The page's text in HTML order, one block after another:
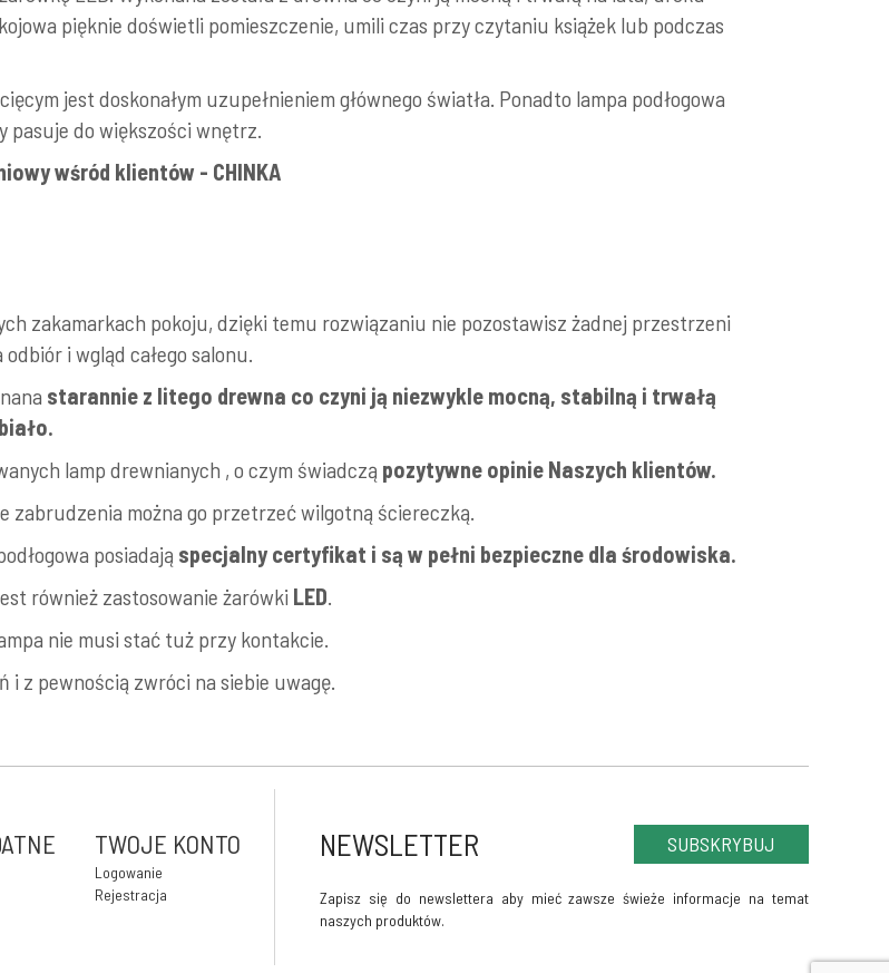
pięknie doświetli pomieszczenie, umili czas przy czytaniu książek lub podczas
jest doskonałym uzupełnieniem głównego światła. Ponadto lampa podłogowa
pasuje do większości wnętrz.
wśród klientów - CHINKA
zakamarkach pokoju, dzięki temu rozwiązaniu nie pozostawisz żadnej przestrzeni
i wgląd całego salonu.
starannie z litego drewna co czyni ją niezwykle mocną, stabilną i trwałą
lamp drewnianych , o czym świadczą pozytywne opinie Naszych klientów.
zabrudzenia można go przetrzeć wilgotną ściereczką.
posiadają specjalny certyfikat i są w pełni bezpieczne dla środowiska.
również zastosowanie żarówki LED.
nie musi stać tuż przy kontakcie.
z pewnością zwróci na siebie uwagę.
TWOJE KONTO
Logowanie
Rejestracja
NEWSLETTER SUBSKRYBUJ
Zapisz się do newslettera aby mieć zawsze świeże informacje na temat
naszych produktów.